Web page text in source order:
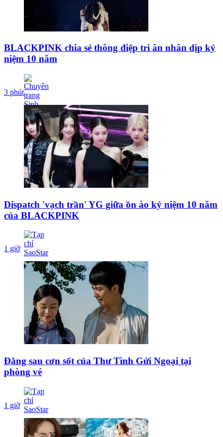
BLACKPINK chia sẻ thông điệp tri ân nhân dịp kỷ
niệm 10 năm
3 phút
Dispatch 'vạch trần' YG giữa ồn ào kỷ niệm 10 năm
của BLACKPINK
1 giờ
Đằng sau cơn sốt của Thư Tình Gửi Ngoại tại
phòng vé
1 giờ